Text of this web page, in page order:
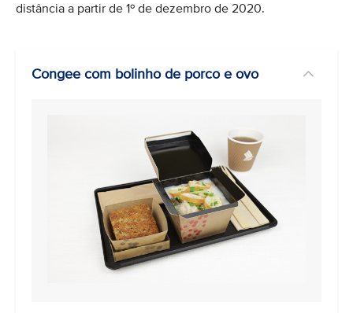
distância a partir de 1º de dezembro de 2020.
Congee com bolinho de porco e ovo